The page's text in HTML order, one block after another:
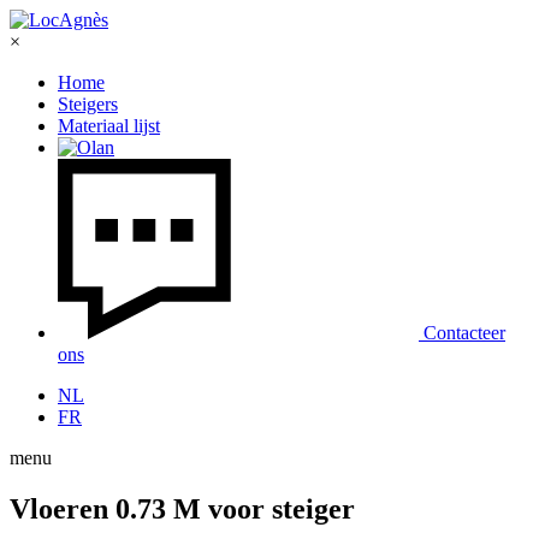
×
Home
Steigers
Materiaal lijst
Contacteer
ons
NL
FR
menu
Vloeren 0.73 M voor steiger